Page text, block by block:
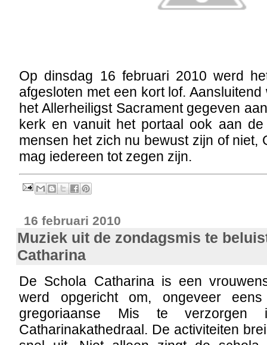
Op dinsdag 16 februari 2010 werd
afgesloten met een kort lof.
het Allerheiligst Sacrament gegeven
kerk en vanuit het portaal ook aan de
mensen het zich nu bewust zijn of niet,
mag iedereen tot zegen zijn.
16 februari 2010
Muziek uit de zondagsmis te
Catharina
De Schola Catharina is een
werd opgericht om, ongeveer
gregoriaanse Mis te verzorgen
Catharinakathedraal. De activiteiten